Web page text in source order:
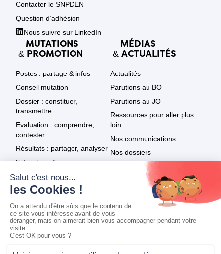
Contacter le SNPDEN
Question d’adhésion
Nous suivre sur LinkedIn
MUTATIONS
& PROMOTION
Postes : partage & infos
Conseil mutation
Dossier : constituer,
transmettre
Evaluation : comprendre,
contester
Résultats : partager, analyser
Extensions & recours
Promotion : textes
Promotion : résultats
Promotion : infos & recours
MÉDIAS
& ACTUALITÉS
Actualités
Parutions au BO
Parutions au JO
Ressources pour aller plus
loin
Nos communications
Nos dossiers
Le SNPDEN dans les médias
Tout voir